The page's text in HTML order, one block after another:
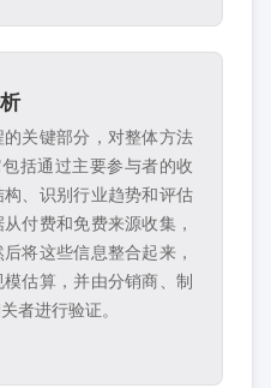
关键部分，对整体方法
括通过主要参与者的收
、识别行业趋势和评估
付费和免费来源收集，
将这些信息整合起来，
估算，并由分销商、制
者进行验证。